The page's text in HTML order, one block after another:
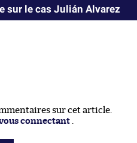
sur le cas Julián Alvarez
sur cet article.
connectant .